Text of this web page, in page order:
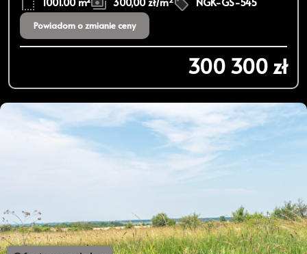
Powiadom o zmianie ceny
300 300 zł